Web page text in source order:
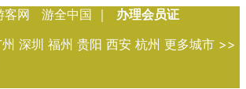
客网 游全中国 ｜
办理会员证
深圳 福州 贵阳 西安 杭州 更多城市 >>